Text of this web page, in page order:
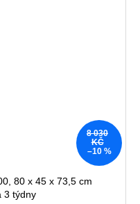
8 030
KČ
–10 %
80 x 45 x 73,5 cm
3 týdny